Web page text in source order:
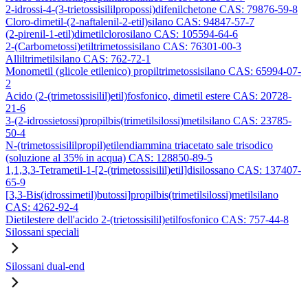
2-idrossi-4-(3-trietossisililpropossi)difenilchetone CAS: 79876-59-8
Cloro-dimetil-(2-naftalenil-2-etil)silano CAS: 94847-57-7
(2-pirenil-1-etil)dimetilclorosilano CAS: 105594-64-6
2-(Carbometossi)etiltrimetossisilano CAS: 76301-00-3
Alliltrimetilsilano CAS: 762-72-1
Monometil (glicole etilenico) propiltrimetossisilano CAS: 65994-07-
2
Acido (2-(trimetossisilil)etil)fosfonico, dimetil estere CAS: 20728-
21-6
3-(2-idrossietossi)propilbis(trimetilsilossi)metilsilano CAS: 23785-
50-4
N-(trimetossisililpropil)etilendiammina triacetato sale trisodico
(soluzione al 35% in acqua) CAS: 128850-89-5
1,1,3,3-Tetrametil-1-[2-(trimetossisilil)etil]disilossano CAS: 137407-
65-9
[3,3-Bis(idrossimetil)butossi]propilbis(trimetilsilossi)metilsilano
CAS: 4262-92-4
Dietilestere dell'acido 2-(trietossisilil)etilfosfonico CAS: 757-44-8
Silossani speciali
Silossani dual-end